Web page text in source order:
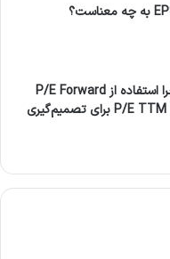
در تحلیل بنیادی، چرا استفاده از P/E Forward
(آینده‌نگر) نسبت به P/E TTM برای تصمیم‌گیری